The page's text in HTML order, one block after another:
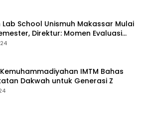
Lab School Unismuh Makassar Mulai
Direktur: Momen Evaluasi
IMTM Bahas
Dakwah untuk Generasi Z